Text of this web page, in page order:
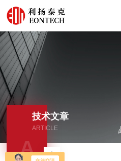
技术文章
ARTICLE
A